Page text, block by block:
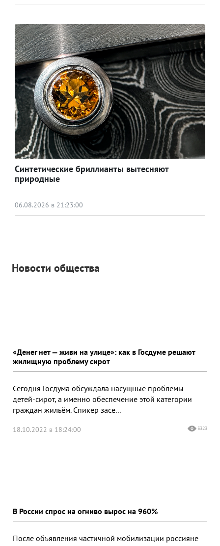
Синтетические бриллианты вытесняют
природные
06.08.2026 в 21:23:00
Новости общества
«Денег нет — живи на улице»: как в Госдуме решают
жилищную проблему сирот
Сегодня Госдума обсуждала насущные проблемы
детей-сирот, а именно обеспечение этой категории
граждан жильём. Спикер засе...
18.10.2022 в 18:24:00 3323
В России спрос на огниво вырос на 960%
После объявления частичной мобилизации россияне